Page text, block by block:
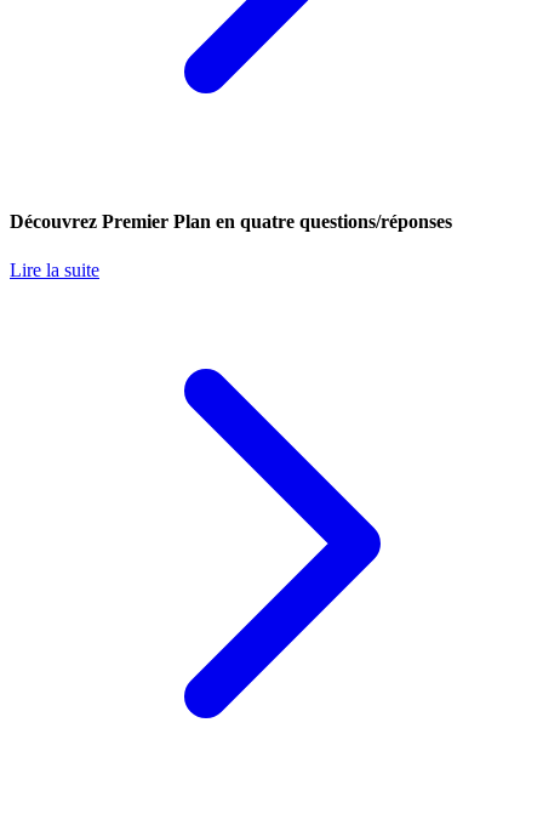
Découvrez Premier Plan en quatre questions/réponses
Lire la suite